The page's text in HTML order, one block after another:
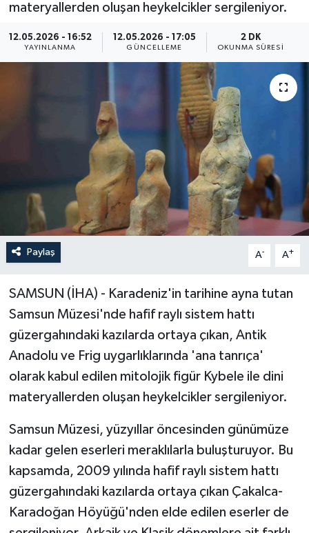
materyallerden oluşan heykelcikler sergileniyor.
12.05.2026 - 16:52
YAYINLANMA
12.05.2026 - 17:05
GÜNCELLEME
2 DK
OKUNMA SÜRESI
Paylaş A- A+
SAMSUN (İHA) - Karadeniz'in tarihine ayna tutan
Samsun Müzesi'nde hafif raylı sistem hattı
güzergahındaki kazılarda ortaya çıkan, Antik
Anadolu ve Frig uygarlıklarında 'ana tanrıça'
olarak kabul edilen mitolojik figür Kybele ile dini
materyallerden oluşan heykelcikler sergileniyor.
Samsun Müzesi, yüzyıllar öncesinden günümüze
kadar gelen eserleri meraklılarla buluşturuyor. Bu
kapsamda, 2009 yılında hafif raylı sistem hattı
güzergahındaki kazılarda ortaya çıkan Çakalca-
Karadoğan Höyüğü'nden elde edilen eserler de
RÖPORTAJLAR
SPOR
YAŞAM